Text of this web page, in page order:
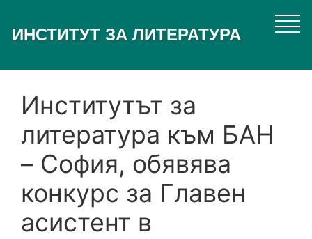
основното
ИНСТИТУТ ЗА ЛИТЕРАТУРА
Институтът за
литература към БАН
– София, обявява
конкурс за Главен
асистент в